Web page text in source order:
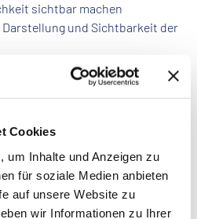
Cookies
um Inhalte und Anzeigen zu
für soziale Medien anbieten
auf unsere Website zu
wir Informationen zu Ihrer
sichtbar machen
Darstellung und Sichtbarkeit der
Rolle als Schutzschild
mit der Absicht in Einklang
setzen
Durchsetzungskraft
Zielen, Ressourcen und
und Ziele wirksam